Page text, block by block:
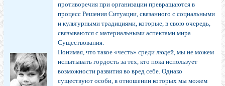
противоречия при организации превращаются в
процесс Решения Ситуации, связанного с социальными
и культурными традициями, которые, в свою очередь,
связываются с материальными аспектами мира
Существования.
Понимая, что такое «честь» среди людей, мы не можем
испытывать гордость за тех, кто пока использует
возможности развития во вред себе. Однако
существуют особи, в отношении которых мы можем